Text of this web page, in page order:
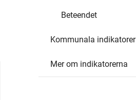
Beteendet
Kommunala indikatorer
Mer om indikatorerna